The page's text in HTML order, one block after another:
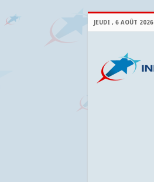
JEUDI , 6 AOÛT 2026